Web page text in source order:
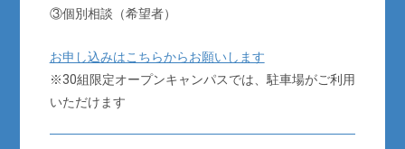
③個別相談（希望者）
お申し込みはこちらからお願いします
※30組限定オープンキャンパスでは、駐車場がご利用
いただけます